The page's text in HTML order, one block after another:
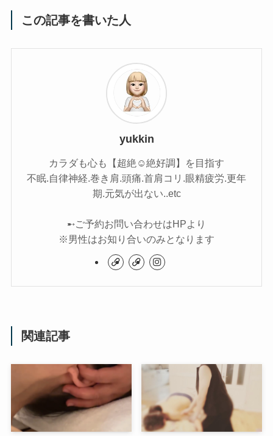
この記事を書いた人
yukkin
カラダも心も【超絶☺︎絶好調】を目指す
不眠.自律神経.巻き肩.頭痛.首肩コリ.眼精疲労.更年
期.元気が出ない..etc
➸ご予約お問い合わせはHPより
※男性はお知り合いのみとなります
関連記事